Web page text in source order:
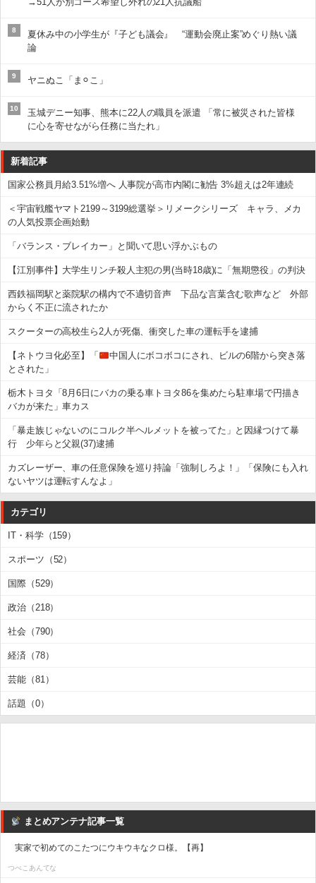
8
夏休み中の小学生が『子ども議会』 “運動会廃止案”めぐり熱い議
論
9 ヤニぬこ「ま⚪︎こ」
10
玉城デニー知事、熊本に22人の職員を派遣 「常に被災された皆様
に心を寄せながら任務に当たれ」
新着記事
国家公務員月給3.51%増へ 人事院が高市内閣に勧告 3%超えは2年連続
＜宇宙戦艦ヤマト2199～3199総選挙＞リメークシリーズ キャラ、メカ
の人気投票企画始動
「バランス・ブレイカー」と聞いて思い浮かぶもの
【江別事件】大学生リンチ殺人主犯の男(当時18歳)に「無期懲役」の判決
西鉄福岡駅と薬院駅の構内で不適切音声 下品な言葉含む歌声など 外部
からく不正に流されたか
スクーターの高校生ら2人が死傷、衝突した車の運転手を逮捕
【ネトウヨ化必至】「
中国人にボコボコにされ、ビルの6階から突き落
とされた」
栃木トヨタ「8月6日にバカの乗る車トヨタ86を集めたら駐車場で円描き
バカが来た」車カス
「暴走族じゃないのにコルク半ヘルメットを被ってた」と因縁つけて暴
行 少年らと父親(37)逮捕
カズレーザー、車の任意保険を巡り持論「強制しろよ！」「保険にも入れ
ないヤツは運転すんなよ」
カテゴリ
IT・科学（159）
スポーツ（52）
国際（529）
政治（218）
社会（790）
経済（78）
芸能（81）
話題（0）
まとめアンテナ記事一覧
実家で初めてのこたつにウキウキなクロ様。【再】
つべこあんてな